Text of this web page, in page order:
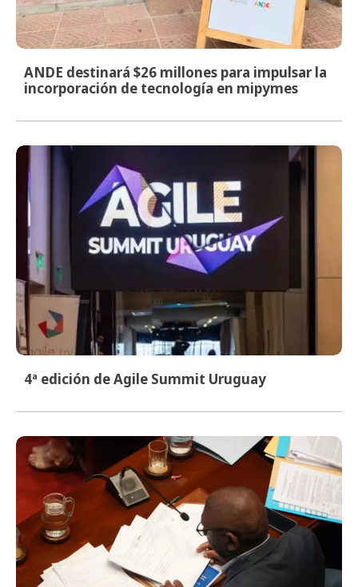
ANDE destinará $26 millones para impulsar la
incorporación de tecnología en mipymes
4ª edición de Agile Summit Uruguay